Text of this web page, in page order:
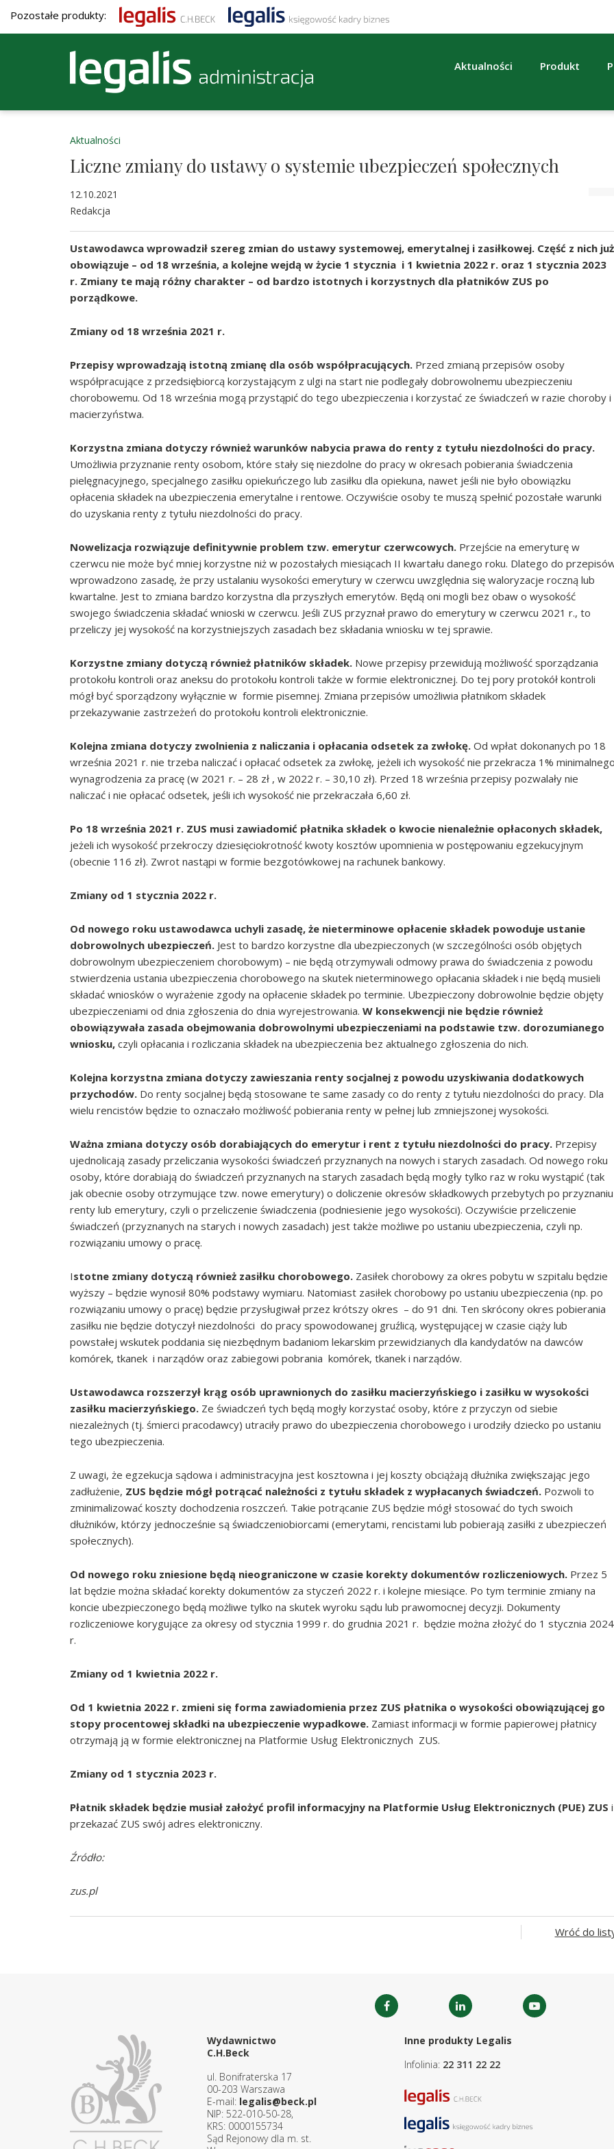
Pozostałe produkty:
Aktualności Produkt
Aktualności
Liczne zmiany do ustawy o systemie ubezpieczeń społecznych
12.10.2021
Redakcja
Ustawodawca wprowadził szereg zmian do ustawy systemowej, emerytalnej i zasiłkowej. Część z nich już
obowiązuje – od 18 września, a kolejne wejdą w życie 1 stycznia i 1 kwietnia 2022 r. oraz 1 stycznia 2023
r. Zmiany te mają różny charakter – od bardzo istotnych i korzystnych dla płatników ZUS po
porządkowe.
Zmiany od 18 września 2021 r.
Przepisy wprowadzają istotną zmianę dla osób współpracujących. Przed zmianą przepisów osoby
współpracujące z przedsiębiorcą korzystającym z ulgi na start nie podlegały dobrowolnemu ubezpieczeniu
chorobowemu. Od 18 września mogą przystąpić do tego ubezpieczenia i korzystać ze świadczeń w razie choroby i
macierzyństwa.
Korzystna zmiana dotyczy również warunków nabycia prawa do renty z tytułu niezdolności do pracy.
Umożliwia przyznanie renty osobom, które stały się niezdolne do pracy w okresach pobierania świadczenia
pielęgnacyjnego, specjalnego zasiłku opiekuńczego lub zasiłku dla opiekuna, nawet jeśli nie było obowiązku
opłacenia składek na ubezpieczenia emerytalne i rentowe. Oczywiście osoby te muszą spełnić pozostałe warunki
do uzyskania renty z tytułu niezdolności do pracy.
Nowelizacja rozwiązuje definitywnie problem tzw. emerytur czerwcowych. Przejście na emeryturę w
czerwcu nie może być mniej korzystne niż w pozostałych miesiącach II kwartału danego roku. Dlatego do
wprowadzono zasadę, że przy ustalaniu wysokości emerytury w czerwcu uwzględnia się waloryzacje roczną lub
kwartalne. Jest to zmiana bardzo korzystna dla przyszłych emerytów. Będą oni mogli bez obaw o wysokość
swojego świadczenia składać wnioski w czerwcu. Jeśli ZUS przyznał prawo do emerytury w czerwcu 2021 r., to
przeliczy jej wysokość na korzystniejszych zasadach bez składania wniosku w tej sprawie.
Korzystne zmiany dotyczą również płatników składek. Nowe przepisy przewidują możliwość sporządzania
protokołu kontroli oraz aneksu do protokołu kontroli także w formie elektronicznej. Do tej pory protokół kontroli
mógł być sporządzony wyłącznie w formie pisemnej. Zmiana przepisów umożliwia płatnikom składek
przekazywanie zastrzeżeń do protokołu kontroli elektronicznie.
Kolejna zmiana dotyczy zwolnienia z naliczania i opłacania odsetek za zwłokę. Od wpłat dokonanych po 18
września 2021 r. nie trzeba naliczać i opłacać odsetek za zwłokę, jeżeli ich wysokość nie przekracza 1%
wynagrodzenia za pracę (w 2021 r. – 28 zł , w 2022 r. – 30,10 zł). Przed 18 września przepisy pozwalały nie
naliczać i nie opłacać odsetek, jeśli ich wysokość nie przekraczała 6,60 zł.
Po 18 września 2021 r. ZUS musi zawiadomić płatnika składek o kwocie nienależnie opłaconych składek,
jeżeli ich wysokość przekroczy dziesięciokrotność kwoty kosztów upomnienia w postępowaniu egzekucyjnym
(obecnie 116 zł). Zwrot nastąpi w formie bezgotówkowej na rachunek bankowy.
Zmiany od 1 stycznia 2022 r.
Od nowego roku ustawodawca uchyli zasadę, że nieterminowe opłacenie składek powoduje ustanie
dobrowolnych ubezpieczeń. Jest to bardzo korzystne dla ubezpieczonych (w szczególności osób objętych
dobrowolnym ubezpieczeniem chorobowym) – nie będą otrzymywali odmowy prawa do świadczenia z powodu
stwierdzenia ustania ubezpieczenia chorobowego na skutek nieterminowego opłacania składek i nie będą musieli
składać wniosków o wyrażenie zgody na opłacenie składek po terminie. Ubezpieczony dobrowolnie będzie objęty
ubezpieczeniami od dnia zgłoszenia do dnia wyrejestrowania. W konsekwencji nie będzie również
obowiązywała zasada obejmowania dobrowolnymi ubezpieczeniami na podstawie tzw. dorozumianego
wniosku, czyli opłacania i rozliczania składek na ubezpieczenia bez aktualnego zgłoszenia do nich.
Kolejna korzystna zmiana dotyczy zawieszania renty socjalnej z powodu uzyskiwania dodatkowych
przychodów. Do renty socjalnej będą stosowane te same zasady co do renty z tytułu niezdolności do pracy. Dla
wielu rencistów będzie to oznaczało możliwość pobierania renty w pełnej lub zmniejszonej wysokości.
Ważna zmiana dotyczy osób dorabiających do emerytur i rent z tytułu niezdolności do pracy. Przepisy
ujednolicają zasady przeliczania wysokości świadczeń przyznanych na nowych i starych zasadach. Od nowego roku
osoby, które dorabiają do świadczeń przyznanych na starych zasadach będą mogły tylko raz w roku wystąpić (tak
jak obecnie osoby otrzymujące tzw. nowe emerytury) o doliczenie okresów składkowych przebytych po przyznaniu
renty lub emerytury, czyli o przeliczenie świadczenia (podniesienie jego wysokości). Oczywiście przeliczenie
świadczeń (przyznanych na starych i nowych zasadach) jest także możliwe po ustaniu ubezpieczenia, czyli np.
rozwiązaniu umowy o pracę.
Istotne zmiany dotyczą również zasiłku chorobowego. Zasiłek chorobowy za okres pobytu w szpitalu będzie
wyższy – będzie wynosił 80% podstawy wymiaru. Natomiast zasiłek chorobowy po ustaniu ubezpieczenia (np. po
rozwiązaniu umowy o pracę) będzie przysługiwał przez krótszy okres – do 91 dni. Ten skrócony okres pobierania
zasiłku nie będzie dotyczył niezdolności do pracy spowodowanej gruźlicą, występującej w czasie ciąży lub
powstałej wskutek poddania się niezbędnym badaniom lekarskim przewidzianych dla kandydatów na dawców
komórek, tkanek i narządów oraz zabiegowi pobrania komórek, tkanek i narządów.
Ustawodawca rozszerzył krąg osób uprawnionych do zasiłku macierzyńskiego i zasiłku w wysokości
zasiłku macierzyńskiego. Ze świadczeń tych będą mogły korzystać osoby, które z przyczyn od siebie
niezależnych (tj. śmierci pracodawcy) utraciły prawo do ubezpieczenia chorobowego i urodziły dziecko po ustaniu
tego ubezpieczenia.
Z uwagi, że egzekucja sądowa i administracyjna jest kosztowna i jej koszty obciążają dłużnika zwiększając jego
zadłużenie, ZUS będzie mógł potrącać należności z tytułu składek z wypłacanych świadczeń. Pozwoli to
zminimalizować koszty dochodzenia roszczeń. Takie potrącanie ZUS będzie mógł stosować do tych swoich
dłużników, którzy jednocześnie są świadczeniobiorcami (emerytami, rencistami lub pobierają zasiłki z ubezpieczeń
społecznych).
Od nowego roku zniesione będą nieograniczone w czasie korekty dokumentów rozliczeniowych. Przez 5
lat będzie można składać korekty dokumentów za styczeń 2022 r. i kolejne miesiące. Po tym terminie zmiany na
koncie ubezpieczonego będą możliwe tylko na skutek wyroku sądu lub prawomocnej decyzji. Dokumenty
rozliczeniowe korygujące za okresy od stycznia 1999 r. do grudnia 2021 r. będzie można złożyć do 1 stycznia 2024
r.
Zmiany od 1 kwietnia 2022 r.
Od 1 kwietnia 2022 r. zmieni się forma zawiadomienia przez ZUS płatnika o wysokości obowiązującej go
stopy procentowej składki na ubezpieczenie wypadkowe. Zamiast informacji w formie papierowej płatnicy
otrzymają ją w formie elektronicznej na Platformie Usług Elektronicznych ZUS.
Zmiany od 1 stycznia 2023 r.
Płatnik składek będzie musiał założyć profil informacyjny na Platformie Usług Elektronicznych (PUE) ZUS i
przekazać ZUS swój adres elektroniczny.
Źródło:
zus.pl
Wróć do
Wydawnictwo
C.H.Beck
ul. Bonifraterska 17
00-203 Warszawa
E-mail: legalis@beck.pl
NIP: 522-010-50-28,
KRS: 0000155734
Sąd Rejonowy dla m. st.
Inne produkty Legalis
Infolinia: 22 311 22 22